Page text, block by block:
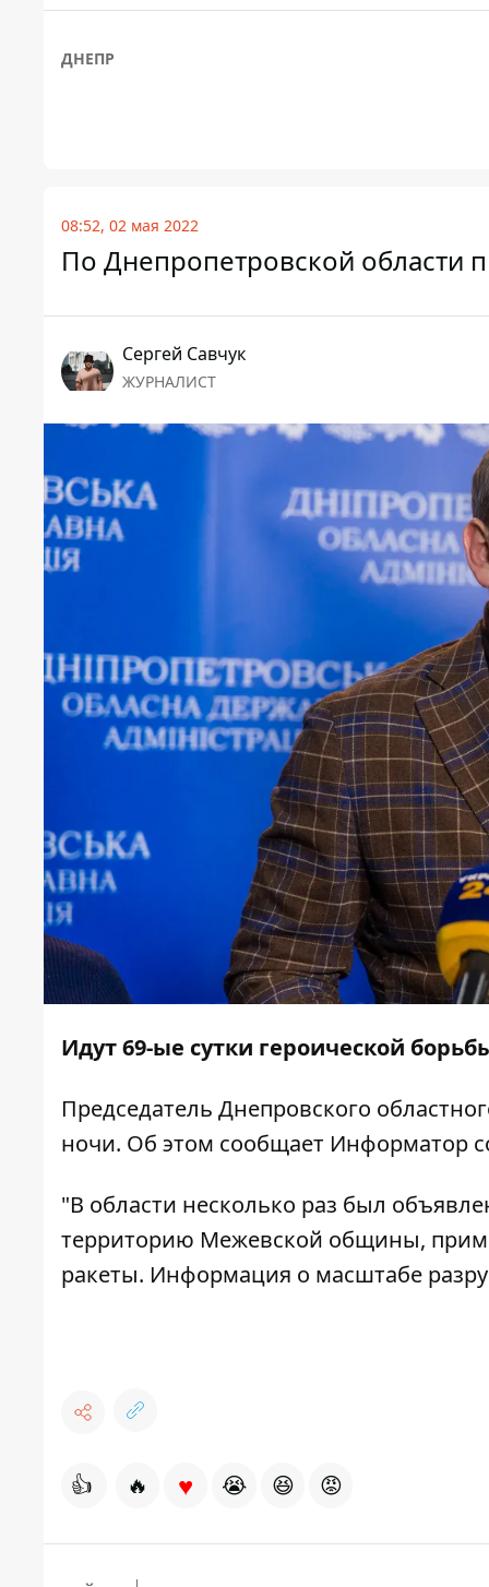
ДНЕПР
08:52, 02 мая 2022
По Днепропетровской области
Сергей Савчук
ЖУРНАЛИСТ
Идут 69-ые сутки героической
Председатель Днепровского
ночи. Об этом сообщает Информатор
"В области несколько раз был
территорию Межевской общины,
ракеты. Информация о масштабе
👍 🔥 ♥ 😭 😆 😡